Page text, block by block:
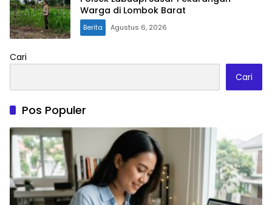
Warga di Lombok Barat
Berita Agustus 6, 2026
Cari
Cari
Pos Populer